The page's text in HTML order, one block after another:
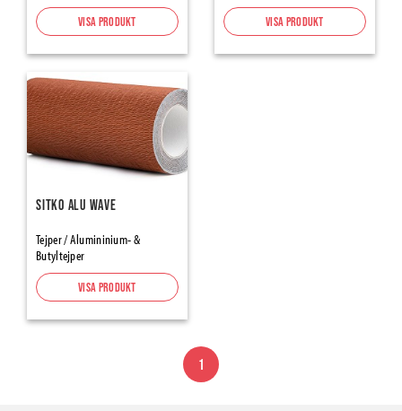
Inomhusprodukter
Skarvremsor
Skyddspapp & -plaster
Protection Papers and Cardboards
Hardboards and Honeycombs
Protection & Construction..PE-Films & Membranes
Frame Protectors
Zipper Doors
Visa produkt Visa produkt
Sitko Alu Wave
Tejper / Alumininium- &
Butyltejper
Visa produkt
1